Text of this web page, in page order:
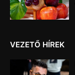
VEZETŐ HÍREK